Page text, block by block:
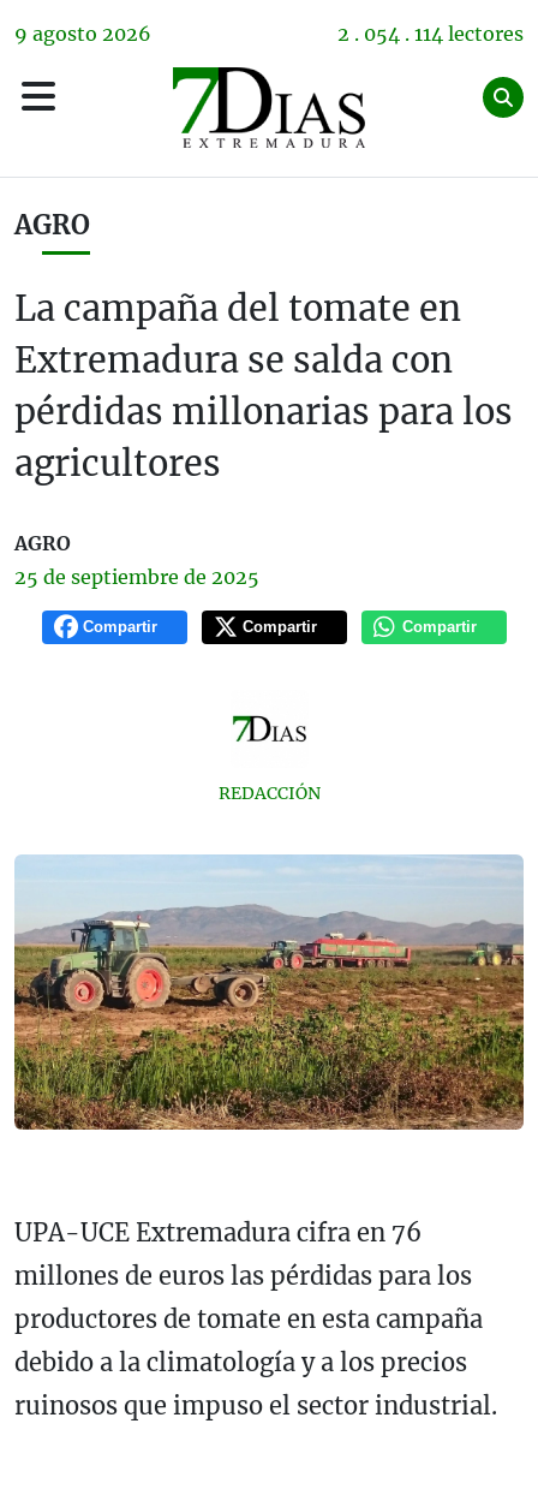
9 agosto 2026 2 . 054 . 114 lectores
AGRO
La campaña del tomate en
Extremadura se salda con
pérdidas millonarias para los
agricultores
AGRO
25 de septiembre de 2025
Compartir Compartir Compartir
REDACCIÓN
UPA-UCE Extremadura cifra en 76
millones de euros las pérdidas para los
productores de tomate en esta campaña
debido a la climatología y a los precios
ruinosos que impuso el sector industrial.